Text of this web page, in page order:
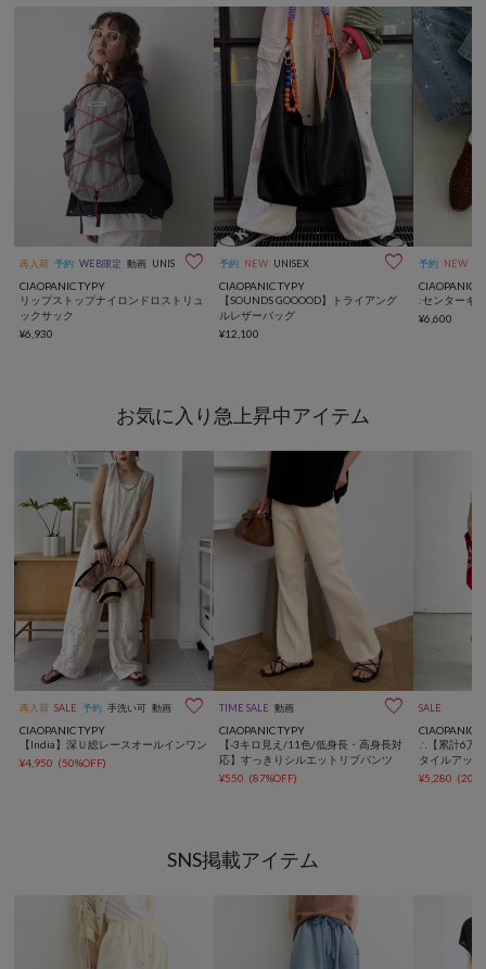
再入荷 予約 WEB限定 動画 UNISEX NEW

CIAOPANIC TYPY
リップストップナイロンドロストリュ
ックサック
¥6,930
予約 NEW UNISEX 
CIAOPANIC TYPY
【SOUNDS GOOOOD】トライアング
ルレザーバッグ
¥12,100
予約 NEW
CIAOPANIC
:センターギ
¥6,600
お気に入り急上昇中アイテム
再入荷 SALE 予約 手洗い可 動画 
CIAOPANIC TYPY
【India】深Ｕ総レースオールインワン
¥4,950 (50%OFF)
TIME SALE 動画 
CIAOPANIC TYPY
【-3キロ見え/11色/低身長・高身長対
応】すっきりシルエットリブパンツ
¥550 (87%OFF)
SALE
CIAOPANIC
∴【累計6万
タイルアッ
ンツ
¥5,280
SNS掲載アイテム